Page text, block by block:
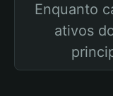
Enquanto
ativos